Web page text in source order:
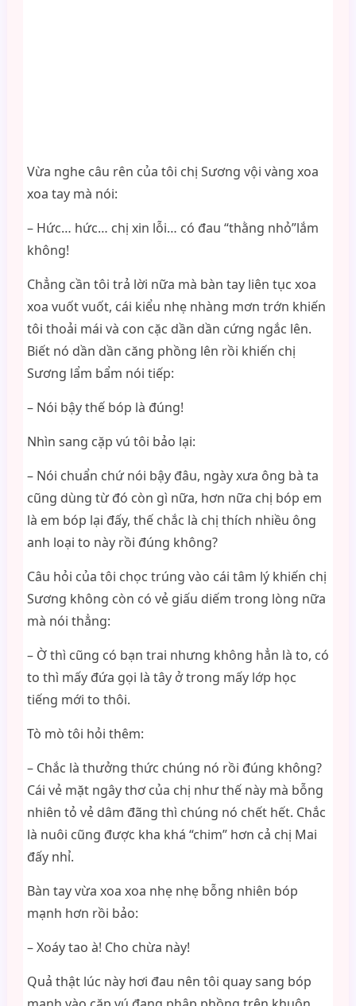
Vừa nghe câu rên của tôi chị Sương vội vàng xoa
xoa tay mà nói:
– Hức… hức… chị xin lỗi… có đau “thằng nhỏ”lắm
không!
Chẳng cần tôi trả lời nữa mà bàn tay liên tục xoa
xoa vuốt vuốt, cái kiểu nhẹ nhàng mơn trớn khiến
tôi thoải mái và con cặc dần dần cứng ngắc lên.
Biết nó dần dần căng phồng lên rồi khiến chị
Sương lẩm bẩm nói tiếp:
– Nói bậy thế bóp là đúng!
Nhìn sang cặp vú tôi bảo lại:
– Nói chuẩn chứ nói bậy đâu, ngày xưa ông bà ta
cũng dùng từ đó còn gì nữa, hơn nữa chị bóp em
là em bóp lại đấy, thế chắc là chị thích nhiều ông
anh loại to này rồi đúng không?
Câu hỏi của tôi chọc trúng vào cái tâm lý khiến chị
Sương không còn có vẻ giấu diếm trong lòng nữa
mà nói thẳng:
– Ờ thì cũng có bạn trai nhưng không hẳn là to, có
to thì mấy đứa gọi là tây ở trong mấy lớp học
tiếng mới to thôi.
Tò mò tôi hỏi thêm:
– Chắc là thưởng thức chúng nó rồi đúng không?
Cái vẻ mặt ngây thơ của chị như thế này mà bỗng
nhiên tỏ vẻ dâm đãng thì chúng nó chết hết. Chắc
là nuôi cũng được kha khá “chim” hơn cả chị Mai
đấy nhỉ.
Bàn tay vừa xoa xoa nhẹ nhẹ bỗng nhiên bóp
mạnh hơn rồi bảo:
– Xoáy tao à! Cho chừa này!
Quả thật lúc này hơi đau nên tôi quay sang bóp